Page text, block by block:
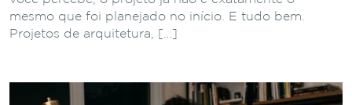
mesmo que foi planejado no início. E tudo bem.
Projetos de arquitetura, […]